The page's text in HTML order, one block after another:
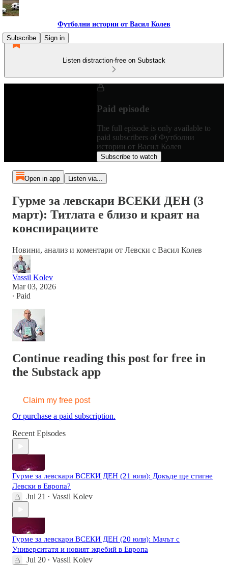
Футболни истории от Васил Колев
Subscribe
Sign in
Listen distraction-free on Substack
Paid episode
The full episode is only available to
paid subscribers of Футболни
истории от Васил Колев
Subscribe to watch
Open in app Listen via...
Гурме за левскари ВСЕКИ ДЕН (3
март): Титлата е близо и краят на
конспирациите
Новини, анализ и коментари от Левски с Васил Колев
Vassil Kolev
Mar 03, 2026
∙ Paid
Continue reading this post for free in
the Substack app
Claim my free post
Or purchase a paid subscription.
Recent Episodes
Гурме за левскари ВСЕКИ ДЕН (21 юли): Докъде ще стигне
Левски в Европа?
Jul 21 • Vassil Kolev
Гурме за левскари ВСЕКИ ДЕН (20 юли): Мачът с
Университатя и новият жребий в Европа
Jul 20 • Vassil Kolev